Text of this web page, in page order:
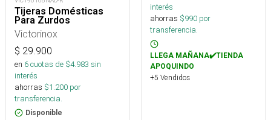
Tijeras Domésticas
Para Zurdos
Victorinox
$ 29.900
en 6cuotas de $4.983 sin
interés
ahorras $1.200 por
transferencia.
Disponible
interés
ahorras $990 por
transferencia.
LLEGA MAÑANA✔️TIENDA
APOQUINDO
+5 Vendidos